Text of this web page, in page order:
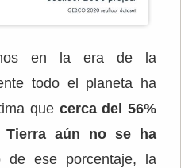
en la era de la
todo el planeta ha
quecerca del 56%
aún no se ha
de ese porcentaje, la